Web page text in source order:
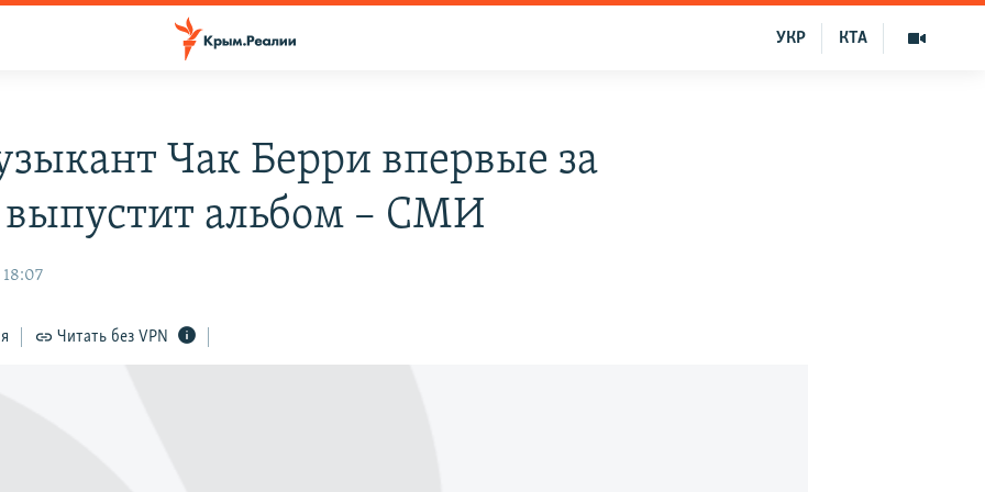
КТА
УКР
Чак Берри впервые за
выпустит альбом – СМИ
18:07
Читать без VPN